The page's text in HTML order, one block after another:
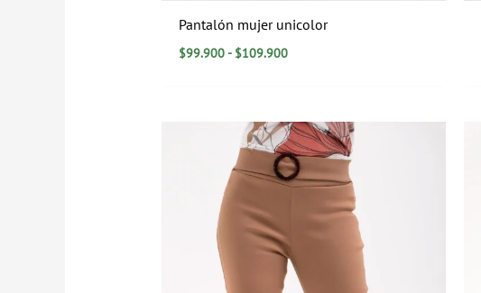
Pantalón mujer unicolor
$99.900- $109.900
Rango
de
precios:
desde
$29.900
$79.900